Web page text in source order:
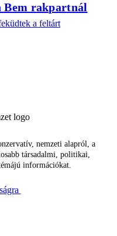
Bem rakpartnál
a feltárt
nemzeti alapról, a
társadalmi, politikai,
információkat.